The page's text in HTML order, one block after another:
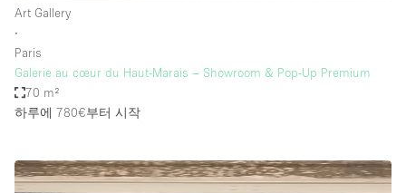
Art Gallery
∙
Paris
Galerie au cœur du Haut-Marais – Showroom & Pop-Up Premium
70 m²
하루에 780€부터 시작